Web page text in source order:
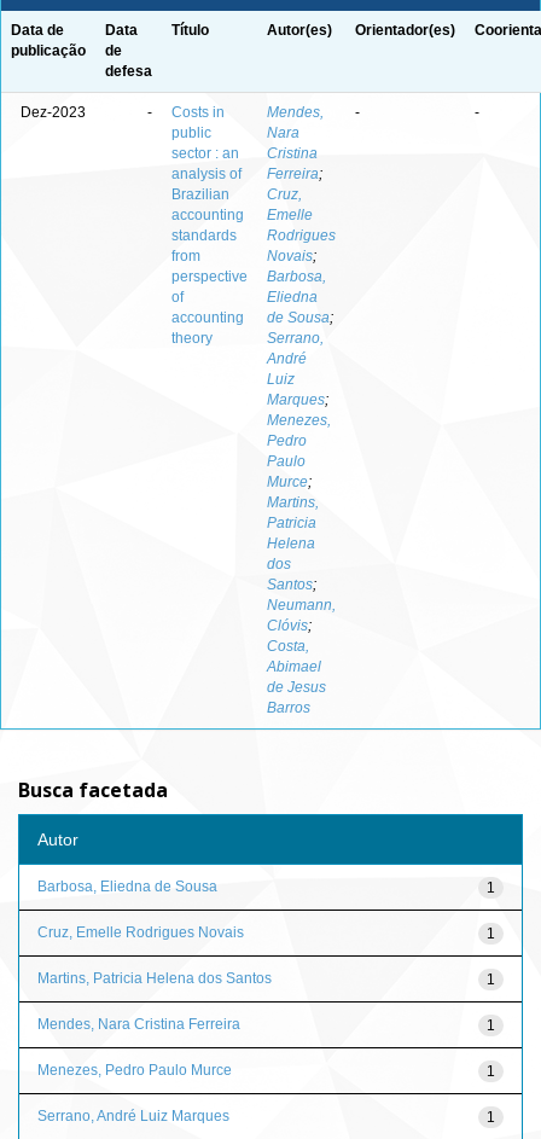
Data de
publicação
Data
de
defesa
Título Autor(es) Orientador(es)
Dez-2023 -
Costs in
public
sector : an
analysis of
Brazilian
accounting
standards
from
perspective
of
accounting
theory
Mendes,
Nara
Cristina
Ferreira;
Cruz,
Emelle
Rodrigues
Novais;
Barbosa,
Eliedna
de Sousa;
Serrano,
André
Luiz
Marques;
Menezes,
Pedro
Paulo
Murce;
Martins,
Patricia
Helena
dos
Santos;
Neumann,
Clóvis;
Costa,
Abimael
de Jesus
Barros
- -
Busca facetada
Autor
1
Barbosa, Eliedna de Sousa
1
Cruz, Emelle Rodrigues Novais
1
Martins, Patricia Helena dos Santos
1
Mendes, Nara Cristina Ferreira
1
Menezes, Pedro Paulo Murce
1
Serrano, André Luiz Marques